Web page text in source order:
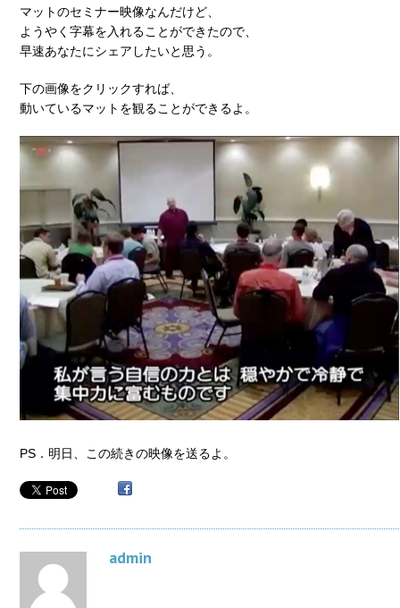
マットのセミナー映像なんだけど、
ようやく字幕を入れることができたので、
早速あなたにシェアしたいと思う。
下の画像をクリックすれば、
動いているマットを観ることができるよ。
PS．明日、この続きの映像を送るよ。
admin